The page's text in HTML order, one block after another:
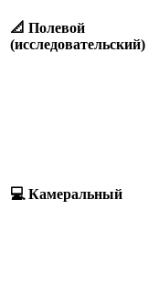
📐 Полевой
(исследовательский)
💻 Камеральный